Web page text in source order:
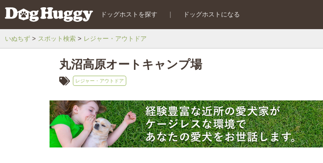
ドッグホストを探す ドッグホストになる
いぬちず スポット検索 レジャー・アウトドア
丸沼高原オートキャンプ場
レジャー・アウトドア